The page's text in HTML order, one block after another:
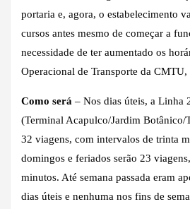
portaria e, agora, o estabelecimento
cursos antes mesmo de começar a
necessidade de ter aumentado os
Operacional de Transporte da
Como será – Nos dias úteis, a Linha
(Terminal Acapulco/Jardim Botânico/
32 viagens, com intervalos de trinta
domingos e feriados serão 23
minutos. Até semana passada eram
dias úteis e nenhuma nos fins de